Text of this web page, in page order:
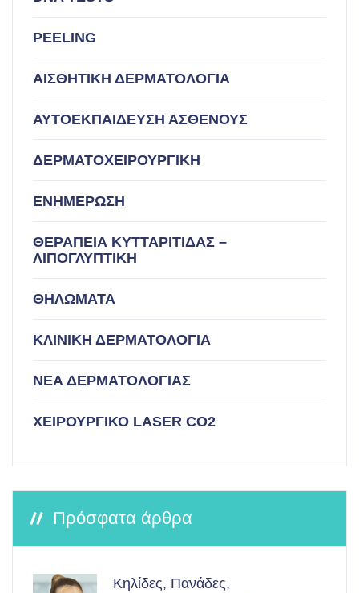
PEELING
ΑΙΣΘΗΤΙΚΗ ΔΕΡΜΑΤΟΛΟΓΙΑ
ΑΥΤΟΕΚΠΑΙΔΕΥΣΗ ΑΣΘΕΝΟΥΣ
ΔΕΡΜΑΤΟΧΕΙΡΟΥΡΓΙΚΗ
ΕΝΗΜΕΡΩΣΗ
ΘΕΡΑΠΕΙΑ ΚΥΤΤΑΡΙΤΙΔΑΣ –
ΛΙΠΟΓΛΥΠΤΙΚΗ
ΘΗΛΩΜΑΤΑ
ΚΛΙΝΙΚΗ ΔΕΡΜΑΤΟΛΟΓΙΑ
ΝΕΑ ΔΕΡΜΑΤΟΛΟΓΙΑΣ
ΧΕΙΡΟΥΡΓΙΚΟ LASER CO2
Πρόσφατα άρθρα
Κηλίδες, Πανάδες,